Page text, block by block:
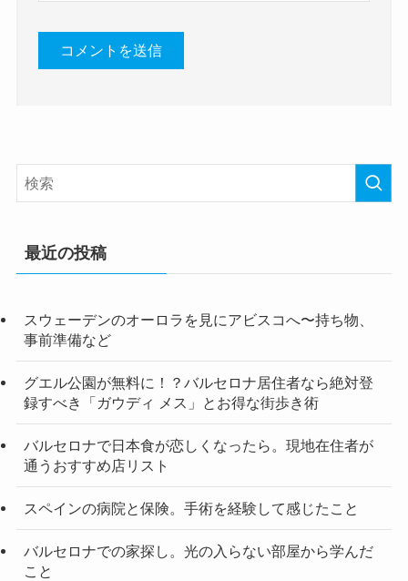
最近の投稿
スウェーデンのオーロラを見にアビスコへ〜持ち物、
事前準備など
グエル公園が無料に！？バルセロナ居住者なら絶対登
録すべき「ガウディ メス」とお得な街歩き術
バルセロナで日本食が恋しくなったら。現地在住者が
通うおすすめ店リスト
スペインの病院と保険。手術を経験して感じたこと
バルセロナでの家探し。光の入らない部屋から学んだ
こと